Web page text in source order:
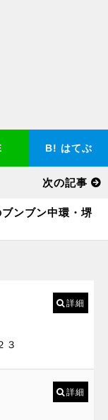
B! はてぶ
次の記事
ンブン中環・堺
３
詳細
詳細